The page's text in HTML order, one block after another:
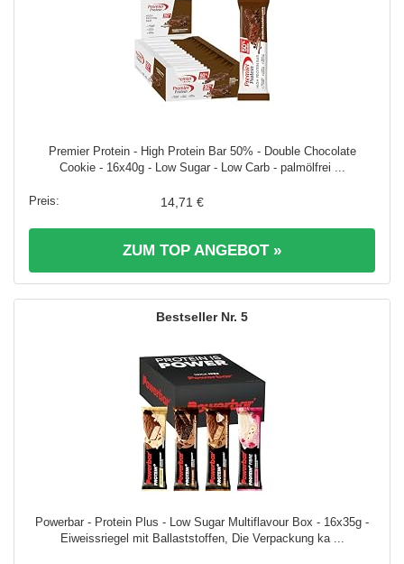
Premier Protein - High Protein Bar 50% - Double Chocolate
Cookie - 16x40g - Low Sugar - Low Carb - palmölfrei ...
14,71 €
ZUM TOP ANGEBOT »
5
Powerbar - Protein Plus - Low Sugar Multiflavour Box - 16x35g -
Eiweissriegel mit Ballaststoffen, Die Verpackung ka ...